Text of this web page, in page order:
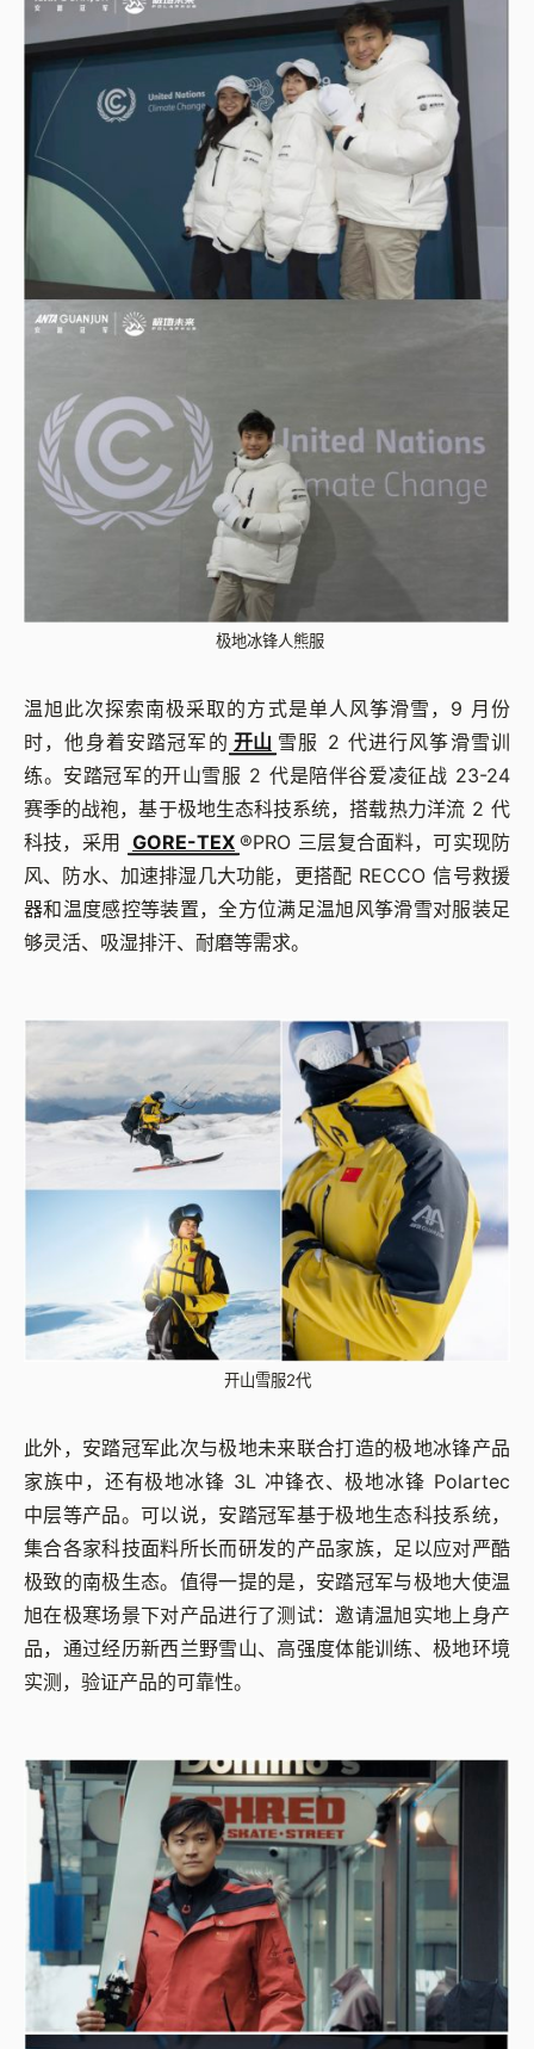
极地冰锋人熊服
温旭此次探索南极采取的方式是单人风筝滑雪，9 月份
时，他身着安踏冠军的 开山 雪服 2 代进行风筝滑雪训
练。安踏冠军的开山雪服 2 代是陪伴谷爱凌征战 23-24
赛季的战袍，基于极地生态科技系统，搭载热力洋流 2 代
科技，采用
GORE-TEX ®PRO 三层复合面料，可实现防
风、防水、加速排湿几大功能，更搭配 RECCO 信号救援
器和温度感控等装置，全方位满足温旭风筝滑雪对服装足
够灵活、吸湿排汗、耐磨等需求。
开山雪服2代
此外，安踏冠军此次与极地未来联合打造的极地冰锋产品
家族中，还有极地冰锋 3L 冲锋衣、极地冰锋 Polartec
中层等产品。可以说，安踏冠军基于极地生态科技系统，
集合各家科技面料所长而研发的产品家族，足以应对严酷
极致的南极生态。值得一提的是，安踏冠军与极地大使温
旭在极寒场景下对产品进行了测试：邀请温旭实地上身产
品，通过经历新西兰野雪山、高强度体能训练、极地环境
实测，验证产品的可靠性。